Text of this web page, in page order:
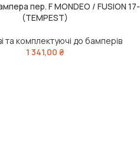
пер. F MONDEO / FUSION 17-
(TEMPEST)
та комплектуючі до бамперів
1 341,00 ₴